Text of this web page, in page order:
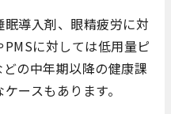
導入剤、眼精疲労に対
に対しては低用量ピ
の中年期以降の健康課
ースもあります。